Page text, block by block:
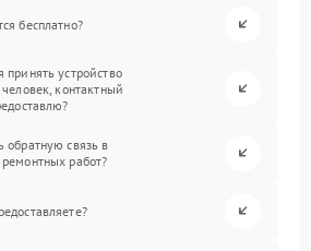
бесплатно?
устройство
контактный
обратную связь в
работ?